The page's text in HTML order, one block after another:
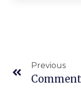
Previous